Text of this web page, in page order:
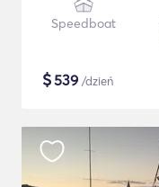
Speedboat
$539 /dzień